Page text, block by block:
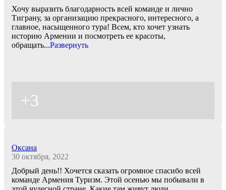
Хочу выразить благодарность всей команде и лично
Тиграну, за организацию прекрасного, интересного, а
главное, насыщенного тура! Всем, кто хочет узнать
историю Армении и посмотреть ее красоты,
обращать...Развернуть
+3
Оксана
30 октября, 2022
Добрый день!! Хочется сказать огромное спасибо всей
команде Армения Туризм. Этой осенью мы побывали в